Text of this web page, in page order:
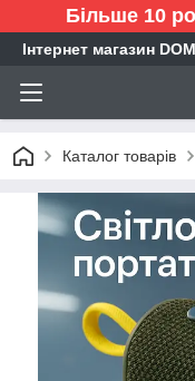
Більше 10
Інтернет магазин
Каталог товарів